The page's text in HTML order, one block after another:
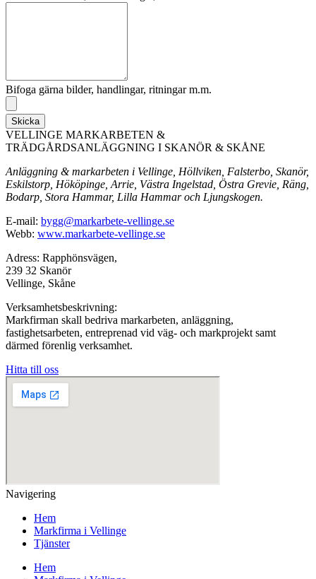
Bifoga gärna bilder, handlingar, ritningar m.m.
Skicka
VELLINGE MARKARBETEN &
TRÄDGÅRDSANLÄGGNING I SKANÖR & SKÅNE
Anläggning & markarbeten i Vellinge, Höllviken, Falsterbo, Skanör,
Eskilstorp, Hököpinge, Arrie, Västra Ingelstad, Östra Grevie, Räng,
Bodarp, Stora Hammar, Lilla Hammar och Ljungskogen.
E-mail: bygg@markarbete-vellinge.se
Webb: www.markarbete-vellinge.se
Adress: Rapphönsvägen,
239 32 Skanör
Vellinge, Skåne
Verksamhetsbeskrivning:
Markfirman skall bedriva markarbeten, anläggning,
fastighetsarbeten, entreprenad vid väg- och markprojekt samt
därmed förenlig verksamhet.
Hitta till oss
Navigering
Hem
Markfirma i Vellinge
Tjänster
Hem